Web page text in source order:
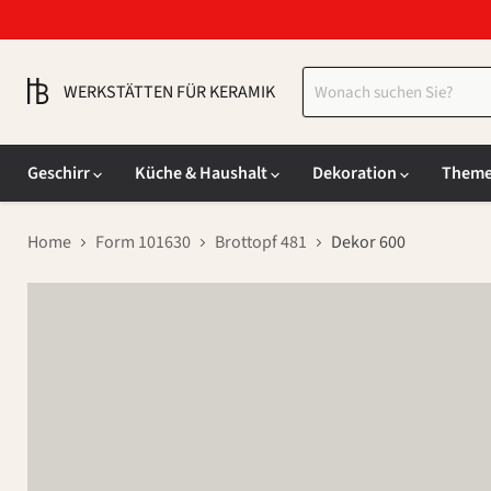
WERKSTÄTTEN FÜR KERAMIK
Geschirr
Küche & Haushalt Dekoration
Home Form 101630 Brottopf 481 Dekor 600